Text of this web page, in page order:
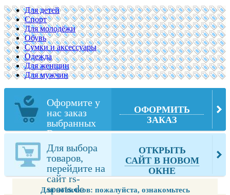
Для детей
Спорт
Для молодёжи
Обувь
Сумки и аксессуары
Одежда
Для женщин
Для мужчин
Оформите у
нас заказ
выбранных
Вами товаров
из rs-sports.de
ОФОРМИТЬ
ЗАКАЗ
Для выбора
товаров,
перейдите на
сайт rs-
sports.de
ОТКРЫТЬ
САЙТ В НОВОМ
ОКНЕ
Для новичков: пожалуйста, ознакомьтесь